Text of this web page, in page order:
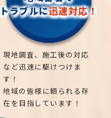
トラブルに迅速対応！
現地調査、施工後の対応
など迅速に駆けつけま
す！
地域の皆様に頼られる存
在を目指しています！